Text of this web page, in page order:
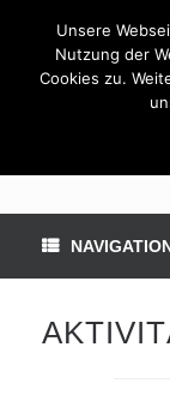
Unsere
Nutzung der
Cookies zu.